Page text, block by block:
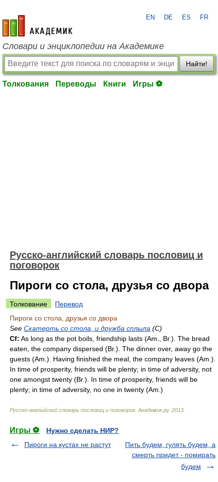
academic.ru
EN DE ES FR
Словари и энциклопедии на Академике
Найти!
Толкования Переводы Книги Игры ⚽
Русско-английский словарь пословиц и
поговорок
Пироги со стола, друзья со двора
Толкование
Перевод
Пироги со стола, друзья со двора
See Скатерть со стола, и дружба сплыла (С)
Cf: As long as the pot boils, friendship lasts (Am. Br.). The bread
eaten, the company dispersed (Br.). The dinner over, away go the
guests (Am. ). Having finished the meal, the company leaves (Am. ).
In time of prosperity, friends will be plenty; in time of adversity, not
one amongst twenty (Br.). In time of prosperity, friends will be
plenty; in time of adversity, no one in twenty (Am. )
Русско-английский словарь пословиц и поговорок. Академик.ру. 2013
Игры ⚽
Нужно сделать НИР?
Пироги на кустах не растут
Пить будем, гулять будем, а
смерть придет - помирать
будем